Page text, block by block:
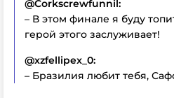
@Corkscrewfunnil:
– В этом финале я буду
герой этого заслуживает!
@xzfellipex_0:
– Бразилия любит тебя,